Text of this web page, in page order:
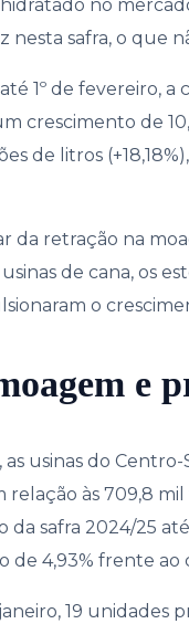
no
safra, o que
1º de fevereiro,
crescimento de
de litros
da retração na
de cana, os
o
e
usinas do
relação às 709,8
safra 2024/25
de 4,93% frente ao
19 unidades